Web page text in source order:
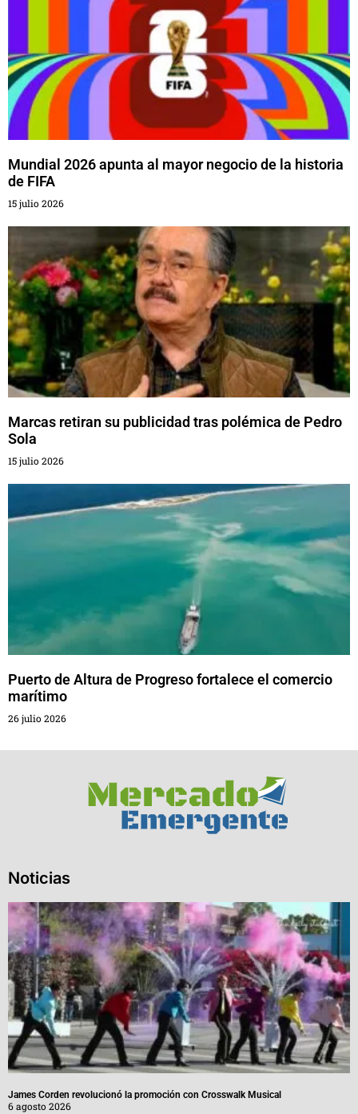
Mundial 2026 apunta al mayor negocio de la historia
de FIFA
15 julio 2026
Marcas retiran su publicidad tras polémica de Pedro
Sola
15 julio 2026
Puerto de Altura de Progreso fortalece el comercio
marítimo
26 julio 2026
Noticias
James Corden revolucionó la promoción con Crosswalk Musical
6 agosto 2026